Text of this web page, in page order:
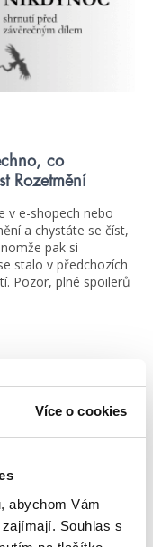
Více o cookies
abychom Vám
Souhlas s
co
Rozetmění
v e-shopech nebo
a chystáte se číst,
pak si
stalo v předchozích
Pozor, plné spoilerů